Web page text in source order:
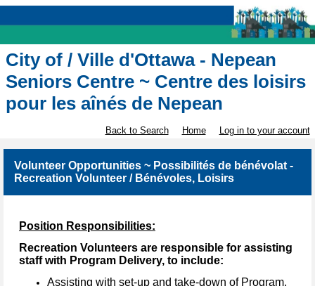
City of / Ville d'Ottawa - Nepean
Seniors Centre ~ Centre des loisirs
pour les aînés de Nepean
Back to Search Home Log in to your account
Volunteer Opportunities ~ Possibilités de bénévolat -
Recreation Volunteer / Bénévoles, Loisirs
Position Responsibilities:
Recreation Volunteers are responsible for assisting
staff with Program Delivery, to include:
Assisting with set-up and take-down of Program,